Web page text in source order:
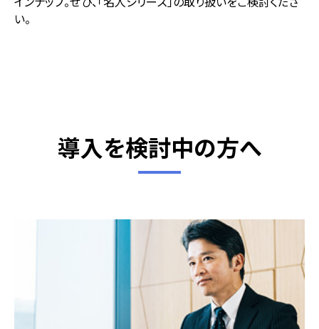
い。
導入を検討中の方へ